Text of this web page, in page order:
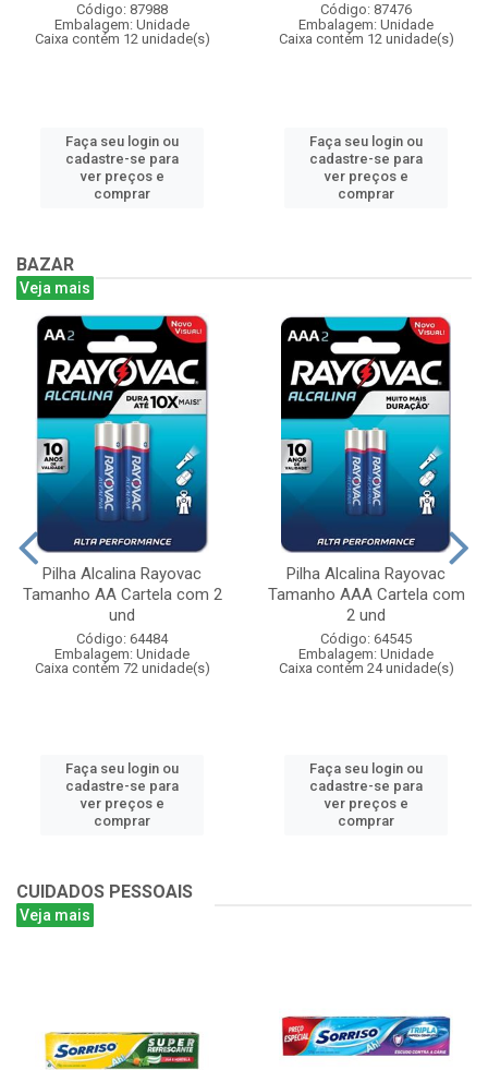
Código: 87988
Embalagem: Unidade
Caixa contém 12 unidade(s)
Faça seu login ou
cadastre-se para
ver preços e
comprar
Código: 87476
Embalagem: Unidade
Caixa contém 12 unidade(s)
Faça seu login ou
cadastre-se para
ver preços e
comprar
BAZAR
Veja mais
Pilha Alcalina Rayovac
Tamanho AA Cartela com 2
und
Código: 64484
Embalagem: Unidade
Caixa contém 72 unidade(s)
Faça seu login ou
cadastre-se para
ver preços e
comprar
Pilha Alcalina Rayovac
Tamanho AAA Cartela com
2 und
Código: 64545
Embalagem: Unidade
Caixa contém 24 unidade(s)
Faça seu login ou
cadastre-se para
ver preços e
comprar
CUIDADOS PESSOAIS
Veja mais